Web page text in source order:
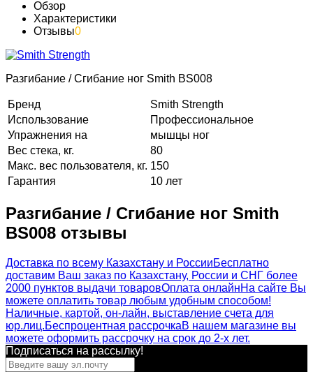
Обзор
Характеристики
Отзывы0
Разгибание / Сгибание ног Smith BS008
Бренд
Smith Strength
Использование
Профессиональное
Упражнения на
мышцы ног
Вес стека, кг.
80
Макс. вес пользователя, кг. 150
Гарантия
10 лет
Разгибание / Сгибание ног Smith
BS008 отзывы
Доставка по всему Казахстану и РоссииБесплатно
доставим Ваш заказ по Казахстану, России и СНГ более
2000 пунктов выдачи товаровОплата онлайнНа сайте Вы
можете оплатить товар любым удобным способом!
Наличные, картой, он-лайн, выставление счета для
юр.лиц.Беспроцентная рассрочкаВ нашем магазине вы
можете оформить рассрочку на срок до 2-х лет.
Подписаться на рассылкy!